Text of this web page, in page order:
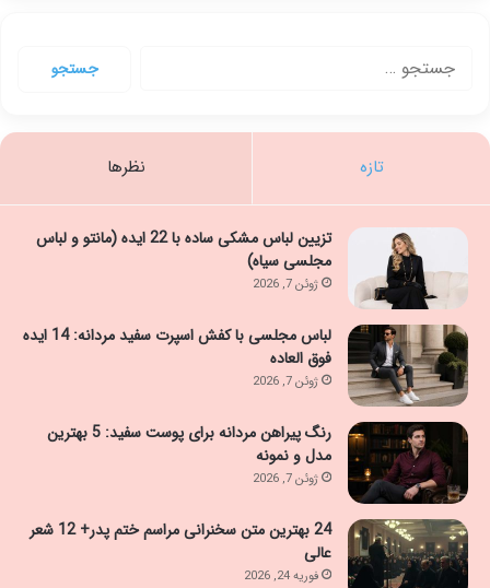
تازه نظرها
تزیین لباس مشکی ساده با 22 ایده (مانتو و لباس
مجلسی سیاه)
ژوئن 7, 2026
لباس مجلسی با کفش اسپرت سفید مردانه: 14 ایده
فوق العاده
ژوئن 7, 2026
رنگ پیراهن مردانه برای پوست سفید: 5 بهترین
مدل و نمونه
ژوئن 7, 2026
24 بهترین متن سخنرانی مراسم ختم پدر+ 12 شعر
عالی
فوریه 24, 2026